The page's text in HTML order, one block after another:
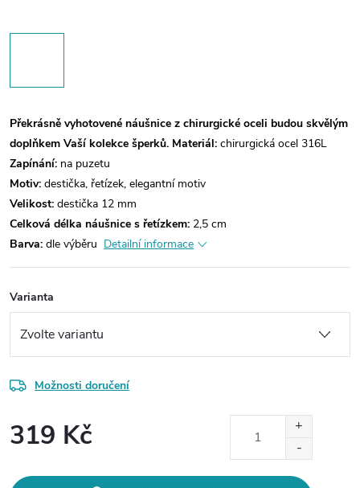
Překrásně vyhotovené náušnice z chirurgické oceli budou skvělým
doplňkem Vaší kolekce šperků. Materiál: chirurgická ocel 316L
Zapínání: na puzetu
Motiv: destička, řetízek, elegantní motiv
Velikost: destička 12 mm
Celková délka náušnice s řetízkem: 2,5 cm
Barva: dle výběru Detailní informace
Varianta
Možnosti doručení
319 Kč